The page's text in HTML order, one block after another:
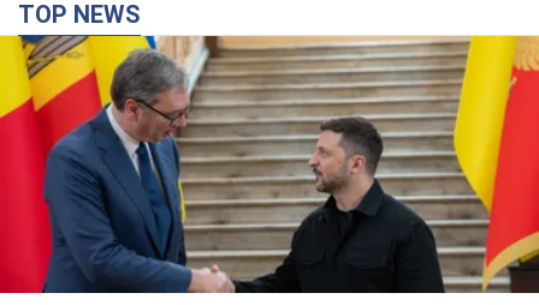
Зеленський вперше прибув до Сербії:
планується зустріч із Вучичем
Це перший візит глави держави до Бєлграда
2 часа назад 14,4 т.
Третій армійський корпус створює для
російських окупантів на Лиманському напрямку